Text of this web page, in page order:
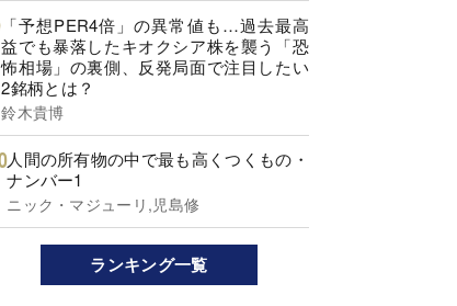
「予想PER4倍」の異常値も…過去最高
益でも暴落したキオクシア株を襲う「恐
怖相場」の裏側、反発局面で注目したい
2銘柄とは？
鈴木貴博
人間の所有物の中で最も高くつくもの・
ナンバー1
ニック・マジューリ,児島修
ランキング一覧